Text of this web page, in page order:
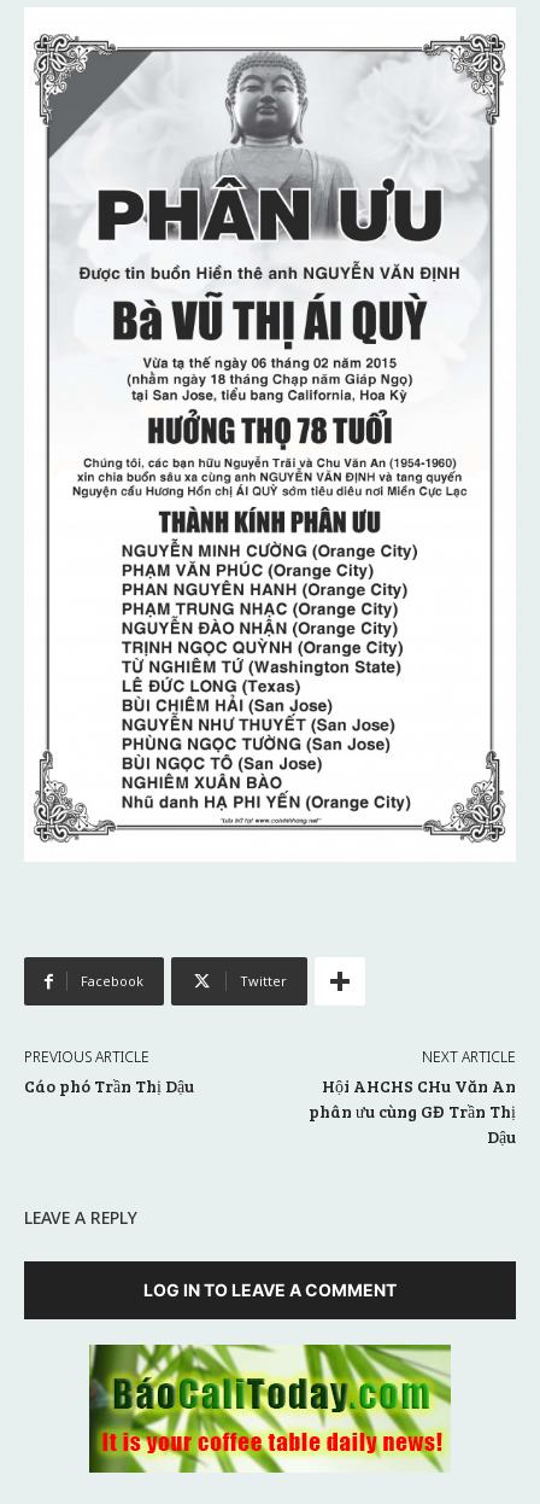
Facebook Twitter
PREVIOUS ARTICLE
Cáo phó Trần Thị Dậu
NEXT ARTICLE
Hội AHCHS CHu Văn An
phân ưu cùng GĐ Trần Thị
Dậu
LEAVE A REPLY
LOG IN TO LEAVE A COMMENT